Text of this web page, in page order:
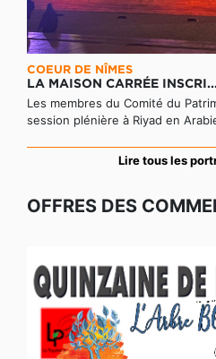
COEUR DE NÎMES
LA MAISON CARRÉE
Les membres du Comité du
session plénière à Riyad en
Lire tous les
OFFRES DES